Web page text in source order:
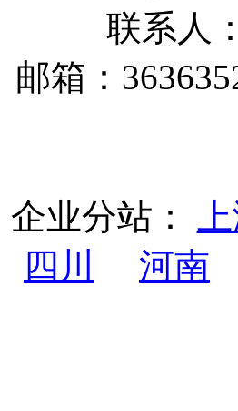
联系人
邮箱：
企业分站：
四川
河南